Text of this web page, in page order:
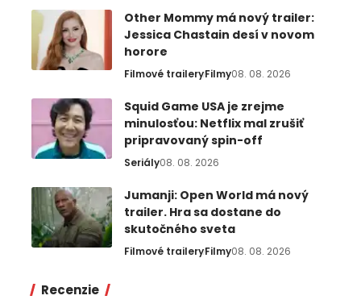
Other Mommy má nový trailer:
Jessica Chastain desí v novom
horore
Filmové traileryFilmy08. 08. 2026
Squid Game USA je zrejme
minulosťou: Netflix mal zrušiť
pripravovaný spin-off
Seriály08. 08. 2026
Jumanji: Open World má nový
trailer. Hra sa dostane do
skutočného sveta
Filmové traileryFilmy08. 08. 2026
Recenzie